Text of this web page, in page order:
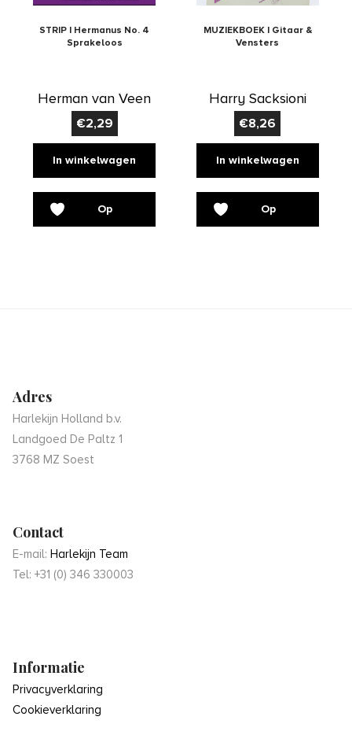
STRIP | Hermanus No. 4
Sprakeloos
Herman van Veen
€2,29
In winkelwagen
Op
MUZIEKBOEK | Gitaar &
Vensters
Harry Sacksioni
€8,26
In winkelwagen
Op
Adres
Harlekijn Holland b.v.
Landgoed De Paltz 1
3768 MZ Soest
Contact
E-mail: Harlekijn Team
Tel: +31 (0) 346 330003
Informatie
Privacyverklaring
Cookieverklaring